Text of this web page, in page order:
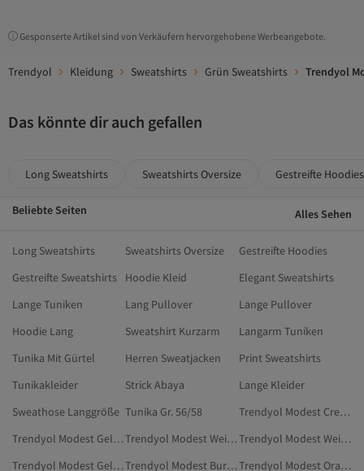
Gesponserte Artikel sind von Verkäufern hervorgehobene Werbeangebote.
Trendyol Kleidung Sweatshirts Grün Sweatshirts Trendyol
Das könnte dir auch gefallen
Long Sweatshirts Sweatshirts Oversize Gestreifte Hoodies
Beliebte Seiten Alles Sehen
Long Sweatshirts Sweatshirts Oversize
Gestreifte Hoodies
Gestreifte Sweatshirts
Hoodie Kleid
Elegant Sweatshirts
Lange Tuniken
Lang Pullover
Lange Pullover
Hoodie Lang
Sweatshirt Kurzarm
Langarm Tuniken
Tunika Mit Gürtel
Herren Sweatjacken
Print Sweatshirts
Tunikakleider
Strick Abaya
Lange Kleider
Sweathose Langgröße Tunika Gr. 56/58
Trendyol Modest Cremefarben Bescheidene Sweatshirts
Trendyol Modest Gelb Bescheidene Sweatshirts
Trendyol Modest Weiß Sweatshirts
Trendyol Modest Weiß Bescheidene Sweatshirts
Trendyol Modest Gelb Sweatshirts
Trendyol Modest Burgundrot Sweatshirts
Trendyol Modest Orange Bescheidene Sweatshirts